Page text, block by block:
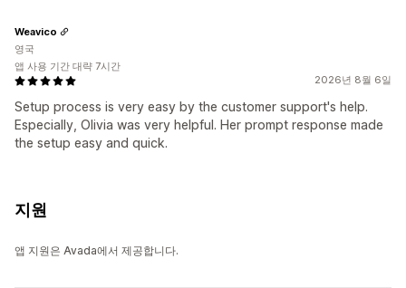
2026년 8월 6일
Setup process is very easy by the customer support's help.
Especially, Olivia was very helpful. Her prompt response made
the setup easy and quick.
Weavico
영국
앱 사용 기간 대략 7시간
지원
앱 지원은 Avada에서 제공합니다.